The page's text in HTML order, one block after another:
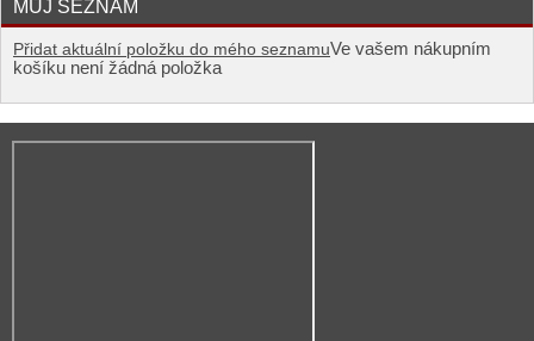
MŮJ SEZNAM
Přidat aktuální položku do mého seznamuVe vašem nákupním
košíku není žádná položka